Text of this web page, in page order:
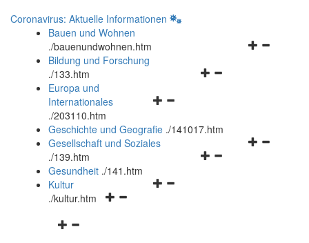
Coronavirus: Aktuelle Informationen
Bauen und Wohnen
./bauenundwohnen.htm
Navigationsmenü
Bildung und Forschung
./133.htm
Navigationsmenü
und
schließen
Europa und
Internationales
./203110.htm
Geschichte und Geografie ./141017.htm
Navigationsmenü
Gesellschaft und Soziales
./139.htm
Navigationsmenü
Gesundheit ./141.htm
Navigationsmenü
Kultur
./kultur.htm
Navigationsmenü